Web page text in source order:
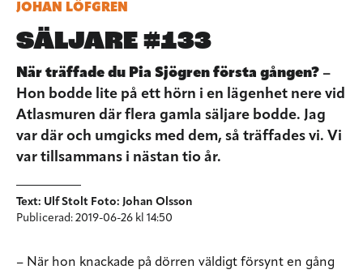
JOHAN LÖFGREN
SÄLJARE #133
När träffade du Pia Sjögren första gången? –
Hon bodde lite på ett hörn i en lägenhet nere vid
Atlasmuren där flera gamla säljare bodde. Jag
var där och umgicks med dem, så träffades vi. Vi
var tillsammans i nästan tio år.
Text: Ulf Stolt Foto: Johan Olsson
Publicerad: 2019-06-26 kl 14:50
– När hon knackade på dörren väldigt försynt en gång